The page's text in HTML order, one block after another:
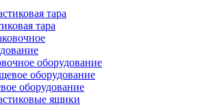
тара
оборудование
оборудование